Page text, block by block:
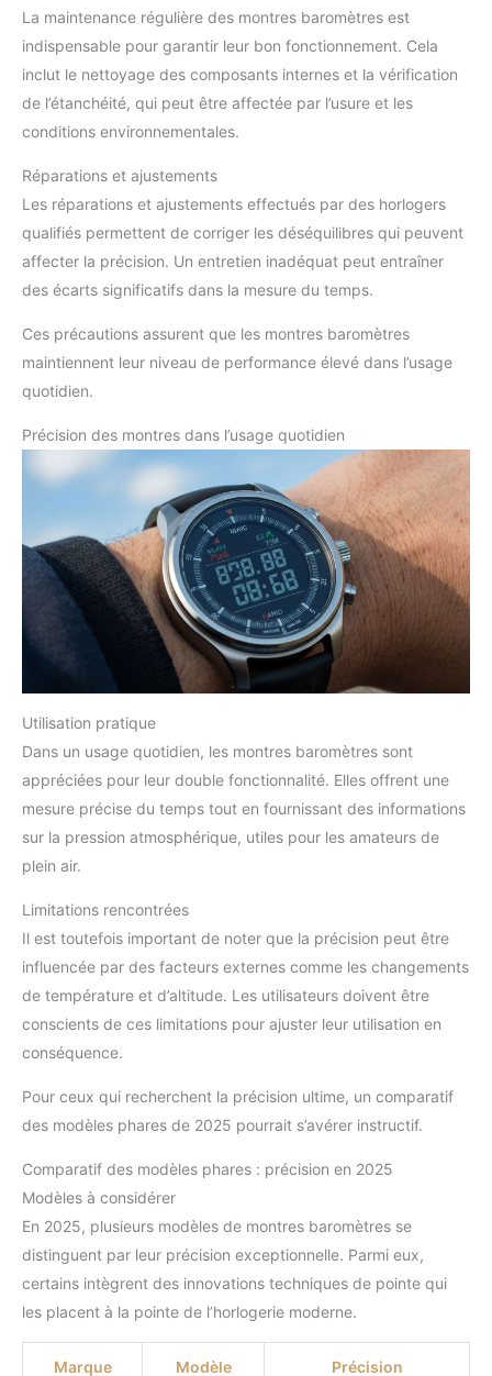
La maintenance régulière des montres baromètres est
indispensable pour garantir leur bon fonctionnement. Cela
inclut le nettoyage des composants internes et la vérification
de l’étanchéité, qui peut être affectée par l’usure et les
conditions environnementales.
Réparations et ajustements
Les réparations et ajustements effectués par des horlogers
qualifiés permettent de corriger les déséquilibres qui peuvent
affecter la précision. Un entretien inadéquat peut entraîner
des écarts significatifs dans la mesure du temps.
Ces précautions assurent que les montres baromètres
maintiennent leur niveau de performance élevé dans l’usage
quotidien.
Précision des montres dans l’usage quotidien
Utilisation pratique
Dans un usage quotidien, les montres baromètres sont
appréciées pour leur double fonctionnalité. Elles offrent une
mesure précise du temps tout en fournissant des informations
sur la pression atmosphérique, utiles pour les amateurs de
plein air.
Limitations rencontrées
Il est toutefois important de noter que la précision peut être
influencée par des facteurs externes comme les changements
de température et d’altitude. Les utilisateurs doivent être
conscients de ces limitations pour ajuster leur utilisation en
conséquence.
Pour ceux qui recherchent la précision ultime, un comparatif
des modèles phares de 2025 pourrait s’avérer instructif.
Comparatif des modèles phares : précision en 2025
Modèles à considérer
En 2025, plusieurs modèles de montres baromètres se
distinguent par leur précision exceptionnelle. Parmi eux,
certains intègrent des innovations techniques de pointe qui
les placent à la pointe de l’horlogerie moderne.
Marque Modèle Précision